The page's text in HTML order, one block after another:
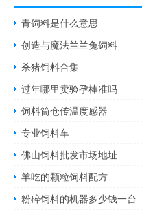
青饲料是什么意思
创造与魔法兰兰兔饲料
杀猪饲料合集
过年哪里卖验孕棒准吗
饲料筒仓传温度感器
专业饲料车
佛山饲料批发市场地址
羊吃的颗粒饲料配方
粉碎饲料的机器多少钱一台